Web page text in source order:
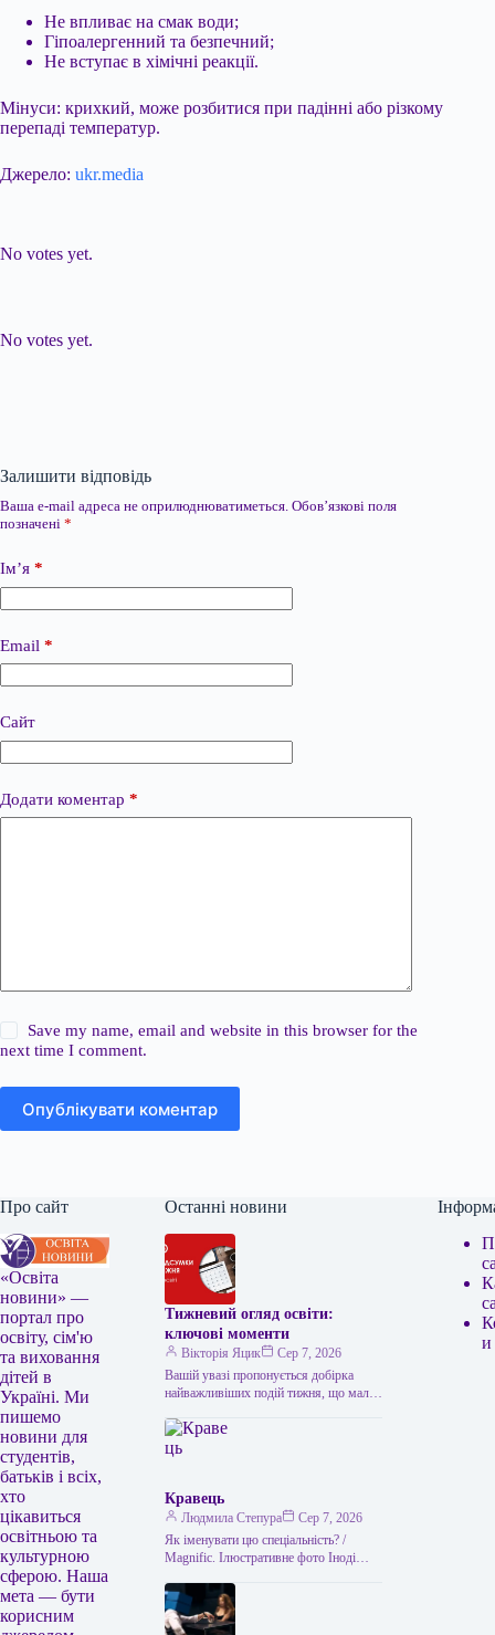
Не впливає на смак води;
Гіпоалергенний та безпечний;
Не вступає в хімічні реакції.
Мінуси: крихкий, може розбитися при падінні або різкому
перепаді температур.
Джерело: ukr.media
No votes yet.
No votes yet.
Залишити відповідь
Ваша e-mail адреса не оприлюднюватиметься. Обов’язкові поля
позначені *
Ім’я *
Email *
Сайт
Додати коментар *
Save my name, email and website in this browser for the
next time I comment.
Опублікувати коментар
Про сайт
«Освіта
новини» —
портал про
освіту, сім'ю
та виховання
дітей в
Україні. Ми
пишемо
новини для
студентів,
батьків і всіх,
хто
цікавиться
освітньою та
культурною
сферою. Наша
мета — бути
корисним
Останні новини
Тижневий огляд освіти:
ключові моменти
Вікторія Яцик
Сер 7, 2026
Вашій увазі пропонується добірка
найважливіших подій тижня, що мали
освітні події тижня: підсумки Топ-100
українських…
Кравець
Людмила Степура
Сер 7, 2026
Як іменувати цю спеціальність? /
Magnific. Ілюстративне фото Іноді
займається пошиттям, — це просто
“швачки”.…
и